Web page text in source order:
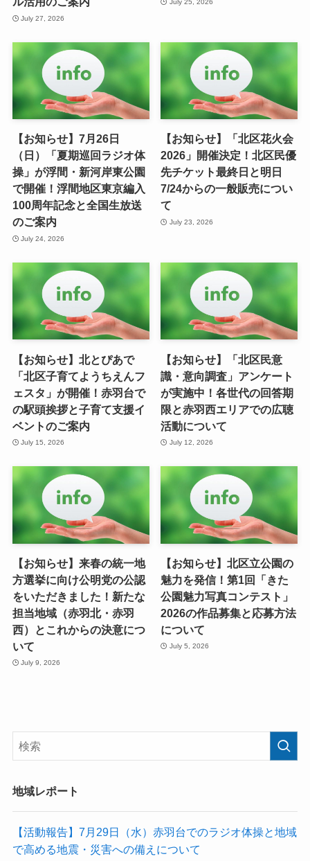
July 27, 2026
July 25, 2026
【お知らせ】7月26日
（日）「夏期巡回ラジオ体
操」が浮間・新河岸東公園
で開催！浮間地区東京編入
100周年記念と全国生放送
のご案内
July 24, 2026
【お知らせ】「北区花火会
2026」開催決定！北区民優
先チケット最終日と明日
7/24からの一般販売につい
て
July 23, 2026
【お知らせ】北とぴあで
「北区子育てようちえんフ
ェスタ」が開催！赤羽台で
の駅頭挨拶と子育て支援イ
ベントのご案内
July 15, 2026
【お知らせ】「北区民意
識・意向調査」アンケート
が実施中！各世代の回答期
限と赤羽西エリアでの広聴
活動について
July 12, 2026
【お知らせ】来春の統一地
方選挙に向け公明党の公認
をいただきました！新たな
担当地域（赤羽北・赤羽
西）とこれからの決意につ
いて
July 9, 2026
【お知らせ】北区立公園の
魅力を発信！第1回「きた
公園魅力写真コンテスト」
2026の作品募集と応募方法
について
July 5, 2026
地域レポート
【活動報告】7月29日（水）赤羽台でのラジオ体操と地域
で高める地震・災害への備えについて